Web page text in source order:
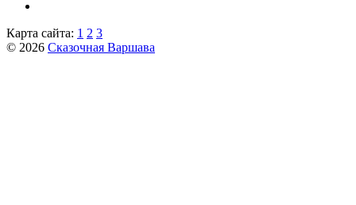
Карта сайта: 1 2 3
© 2026 Сказочная Варшава